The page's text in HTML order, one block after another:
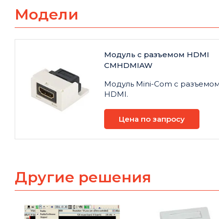
Модели
Модуль с разъемом HDMI
CMHDMIAW
Модуль Mini-Com с
HDMI.
Цена по запросу
Другие решения